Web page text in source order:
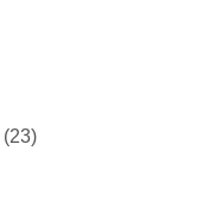
(23)